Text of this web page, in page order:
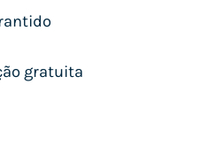
gratuita